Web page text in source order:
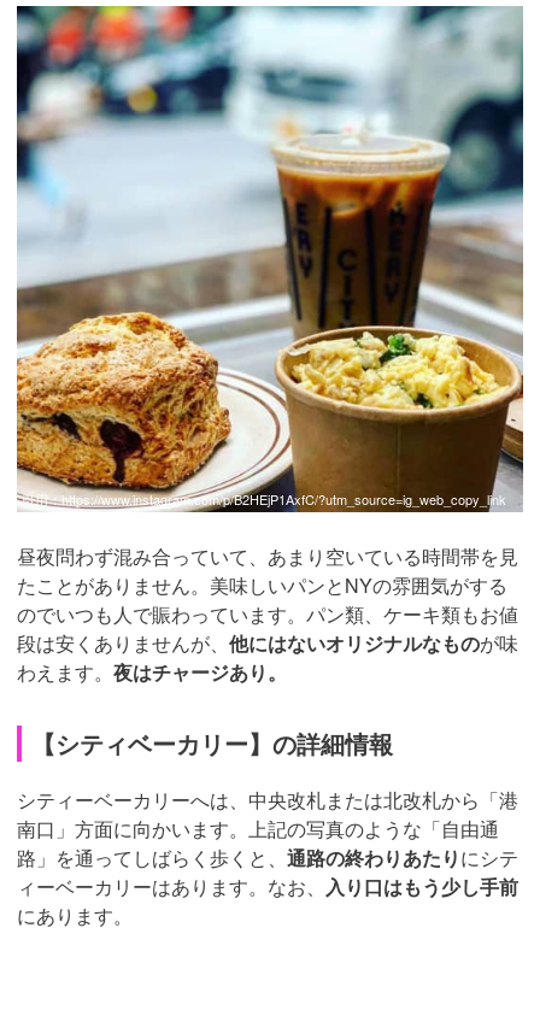
引用：https://www.instagram.com/p/B2HEjP1AxfC/?utm_source=ig_web_copy_link
昼夜問わず混み合っていて、あまり空いている時間帯を見
たことがありません。美味しいパンとNYの雰囲気がする
のでいつも人で賑わっています。パン類、ケーキ類もお値
段は安くありませんが、 他にはないオリジナルなものが味
わえます。 夜はチャージあり。
【シティベーカリー】の詳細情報
シティーベーカリーへは、中央改札または北改札から「港
南口」方面に向かいます。上記の写真のような「自由通
路」を通ってしばらく歩くと、 通路の終わりあたりにシテ
ィーベーカリーはあります。なお、 入り口はもう少し手前
にあります。